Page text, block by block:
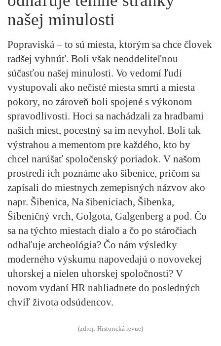
našej minulosti
Popraviská – to sú miesta, ktorým sa chce človek
radšej vyhnúť. Boli však neoddeliteľnou
súčasťou našej minulosti. Vo vedomí ľudí
vystupovali ako nečisté miesta smrti a miesta
pokory, no zároveň boli spojené s výkonom
spravodlivosti. Hoci sa nachádzali za hradbami
našich miest, pocestný sa im nevyhol. Boli tak
výstrahou a mementom pre každého, kto by
chcel narúšať spoločenský poriadok. V našom
prostredí ich poznáme ako šibenice, pričom sa
zapísali do miestnych zemepisných názvov ako
napr. Šibenica, Na šibeniciach, Šibenka,
Šibeničný vrch, Golgota, Galgenberg a pod. Čo
sa na týchto miestach dialo a čo po stáročiach
odhaľuje archeológia? Čo nám výsledky
moderného výskumu napovedajú o novovekej
uhorskej a nielen uhorskej spoločnosti? V
novom vydaní HR nahliadnete do posledných
chvíľ života odsúdencov.
(zdroj: Historická revue)